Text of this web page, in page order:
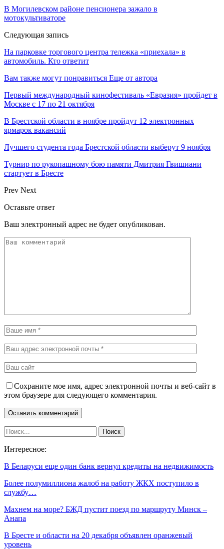
В Могилевском районе пенсионера зажало в
мотокультиваторе
Следующая запись
На парковке торгового центра тележка «приехала» в
автомобиль. Кто ответит
Вам также могут понравиться Еще от автора
Первый международный кинофестиваль «Евразия» пройдет в
Москве с 17 по 21 октября
В Брестской области в ноябре пройдут 12 электронных
ярмарок вакансий
Лучшего студента года Брестской области выберут 9 ноября
Турнир по рукопашному бою памяти Дмитрия Гвишиани
стартует в Бресте
Prev Next
Оставьте ответ
Ваш электронный адрес не будет опубликован.
Сохраните мое имя, адрес электронной почты и веб-сайт в
этом браузере для следующего комментария.
Интересное:
В Беларуси еще один банк вернул кредиты на недвижимость
Более полумиллиона жалоб на работу ЖКХ поступило в
службу…
Махнем на море? БЖД пустит поезд по маршруту Минск –
Анапа
В Бресте и области на 20 декабря объявлен оранжевый
уровень